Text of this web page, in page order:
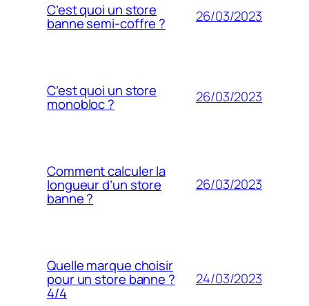
C’est quoi un store
banne semi-coffre ? 26/03/2023
C’est quoi un store
monobloc ? 26/03/2023
Comment calculer la
longueur d’un store
banne ?
26/03/2023
Quelle marque choisir
pour un store banne ?
4/4
24/03/2023